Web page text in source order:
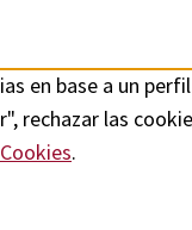
en base a un
rechazar las
.